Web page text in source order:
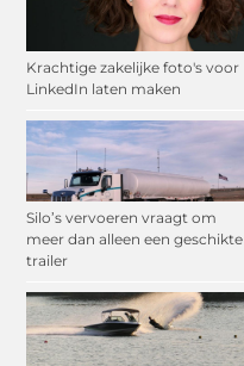
Krachtige zakelijke foto's voor
LinkedIn laten maken
Silo’s vervoeren vraagt om
meer dan alleen een geschikte
trailer